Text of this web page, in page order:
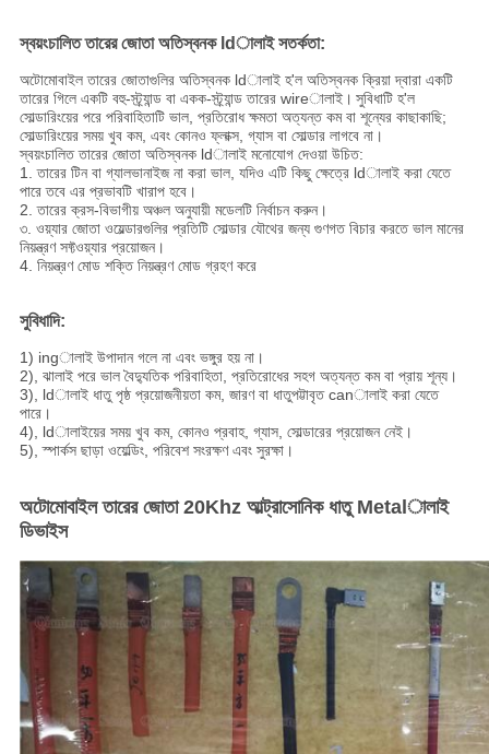
স্বয়ংচালিত তারের জোতা অতিস্বনক ldালাই সতর্কতা:
অটোমোবাইল তারের জোতাগুলির অতিস্বনক ldালাই হ'ল অতিস্বনক ক্রিয়া দ্বারা একটি
তারের গিলে একটি বহু-স্ট্র্যান্ড বা একক-স্ট্র্যান্ড তারের wireালাই। সুবিধাটি হ'ল
সোল্ডারিংয়ের পরে পরিবাহিতাটি ভাল, প্রতিরোধ ক্ষমতা অত্যন্ত কম বা শূন্যের কাছাকাছি;
সোল্ডারিংয়ের সময় খুব কম, এবং কোনও ফ্লাক্স, গ্যাস বা সোল্ডার লাগবে না।
স্বয়ংচালিত তারের জোতা অতিস্বনক ldালাই মনোযোগ দেওয়া উচিত:
1. তারের টিন বা গ্যালভানাইজ না করা ভাল, যদিও এটি কিছু ক্ষেত্রে ldালাই করা যেতে
পারে তবে এর প্রভাবটি খারাপ হবে।
2. তারের ক্রস-বিভাগীয় অঞ্চল অনুযায়ী মডেলটি নির্বাচন করুন।
৩. ওয়্যার জোতা ওয়েল্ডারগুলির প্রতিটি সোল্ডার যৌথের জন্য গুণগত বিচার করতে ভাল মানের
নিয়ন্ত্রণ সফ্টওয়্যার প্রয়োজন।
4. নিয়ন্ত্রণ মোড শক্তি নিয়ন্ত্রণ মোড গ্রহণ করে
সুবিধাদি:
1) ingালাই উপাদান গলে না এবং ভঙ্গুর হয় না।
2), ঝালাই পরে ভাল বৈদ্যুতিক পরিবাহিতা, প্রতিরোধের সহগ অত্যন্ত কম বা প্রায় শূন্য।
3), ldালাই ধাতু পৃষ্ঠ প্রয়োজনীয়তা কম, জারণ বা ধাতুপট্টাবৃত canালাই করা যেতে
পারে।
4), ldালাইয়ের সময় খুব কম, কোনও প্রবাহ, গ্যাস, সোল্ডারের প্রয়োজন নেই।
5), স্পার্কস ছাড়া ওয়েল্ডিং, পরিবেশ সংরক্ষণ এবং সুরক্ষা।
অটোমোবাইল তারের জোতা 20Khz আল্ট্রাসোনিক ধাতু Metalালাই
ডিভাইস